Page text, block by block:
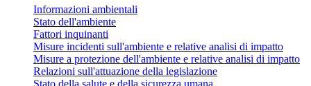
Informazioni ambientali
Stato dell'ambiente
Fattori inquinanti
Misure incidenti sull'ambiente e relative analisi di impatto
Misure a protezione dell'ambiente e relative analisi di impatto
Relazioni sull'attuazione della legislazione
Stato della salute e della sicurezza umana